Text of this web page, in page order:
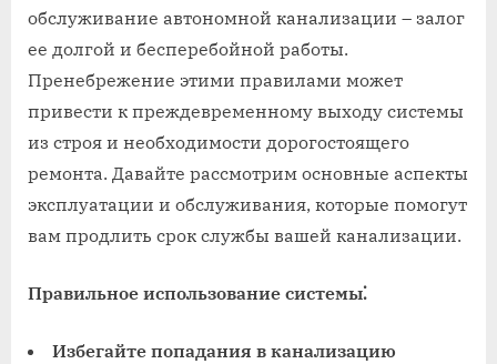
обслуживание автономной канализации – залог
ее долгой и бесперебойной работы.
Пренебрежение этими правилами может
привести к преждевременному выходу системы
из строя и необходимости дорогостоящего
ремонта. Давайте рассмотрим основные аспекты
эксплуатации и обслуживания‚ которые помогут
вам продлить срок службы вашей канализации.
Правильное использование системы⁚
Избегайте попадания в канализацию